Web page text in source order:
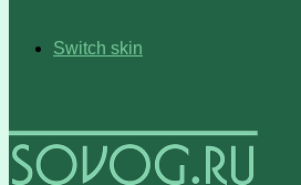
Switch skin